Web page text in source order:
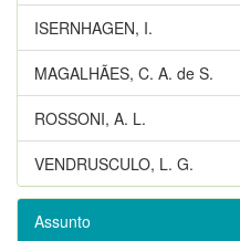
ISERNHAGEN, I.
MAGALHÃES, C. A. de S.
ROSSONI, A. L.
VENDRUSCULO, L. G.
Assunto